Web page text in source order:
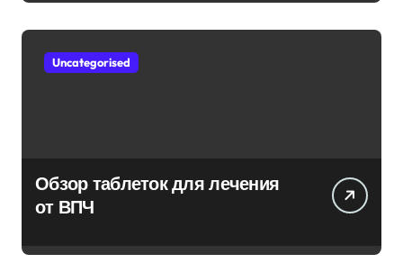
Uncategorised
Обзор таблеток для лечения
от ВПЧ